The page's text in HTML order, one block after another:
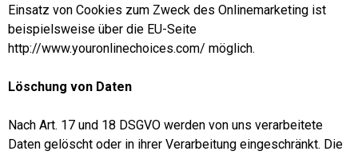
Einsatz von Cookies zum Zweck des Onlinemarketing ist
beispielsweise über die EU-Seite
http://www.youronlinechoices.com/ möglich.
Löschung von Daten
Nach Art. 17 und 18 DSGVO werden von uns verarbeitete
Daten gelöscht oder in ihrer Verarbeitung eingeschränkt. Die